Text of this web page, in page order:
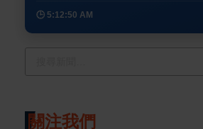
🕒 5:12:50 AM
關注我們